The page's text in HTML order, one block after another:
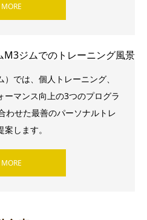
MORE
）では、個人トレーニング、
ーマンス向上の3つのプログラ
わせた最善のパーソナルトレ
します。
MORE